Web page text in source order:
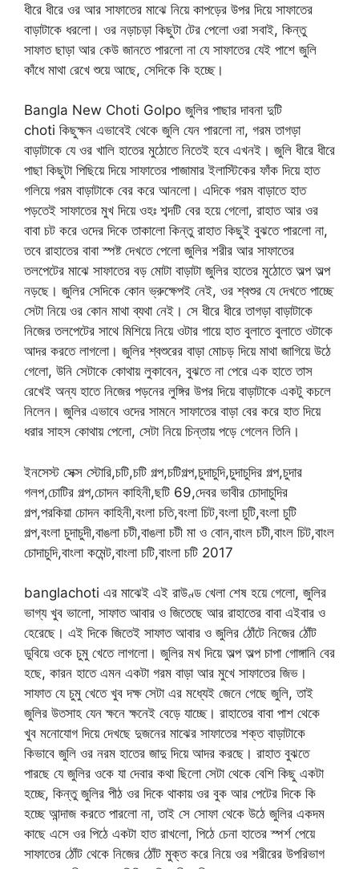
ধীরে ধীরে ওর আর সাফাতের মাঝে নিয়ে কাপড়ের উপর দিয়ে সাফাতের
বাড়াটাকে ধরলো। ওর নড়াচড়া কিছুটা টের পেলো ওরা সবাই, কিন্তু
সাফাত ছাড়া আর কেউ জানতে পারলো না যে সাফাতের যেই পাশে জুলি
কাঁধে মাথা রেখে শুয়ে আছে, সেদিকে কি হচ্ছে।
Bangla New Choti Golpo জুলির পাছার দাবনা দুটি
choti কিছুক্ষন এভাবেই থেকে জুলি যেন পারলো না, গরম তাগড়া
বাড়াটাকে যে ওর খালি হাতের মুঠোতে নিতেই হবে এখনই। জুলি ধীরে ধীরে
পাছা কিছুটা পিছিয়ে দিয়ে সাফাতের পাজামার ইলাস্টিকের ফাঁক দিয়ে হাত
গলিয়ে গরম বাড়াটাকে বের করে আনলো। এদিকে গরম বাড়াতে হাত
পড়তেই সাফাতের মুখ দিয়ে ওহঃ শব্দটি বের হয়ে গেলো, রাহাত আর ওর
বাবা চট করে ওদের দিকে তাকালো কিন্তু রাহাত কিছুই বুঝতে পারলো না,
তবে রাহাতের বাবা স্পষ্ট দেখতে পেলো জুলির শরীর আর সাফাতের
তলপেটের মাঝে সাফাতের বড় মোটা বাড়াটা জুলির হাতের মুঠোতে অল্প অল্প
নড়ছে। জুলির সেদিকে কোন ভ্রুক্ষেপই নেই, ওর শ্বশুর যে দেখতে পাচ্ছে
সেটা নিয়ে ওর কোন মাথা ব্যথা নেই। সে ধীরে ধীরে তাগড়া বাড়াটাকে
নিজের তলপেটের সাথে মিশিয়ে নিয়ে ওটার গায়ে হাত বুলাতে বুলাতে ওটাকে
আদর করতে লাগলো। জুলির শ্বশুরের বাড়া মোচড় দিয়ে মাথা জাগিয়ে উঠে
গেলো, উনি সেটাকে কোথায় লুকাবেন, বুঝতে না পেরে এক হাতে তাস
রেখেই অন্য হাতে নিজের পড়নের লুঙ্গির উপর দিয়ে বাড়াটাকে একটু কচলে
নিলেন। জুলির এভাবে ওদের সামনে সাফাতের বাড়া বের করে হাত দিয়ে
ধরার সাহস কোথায় পেলো, সেটা নিয়ে চিন্তায় পড়ে গেলেন তিনি।
ইনসেস্ট সেক্স স্টোরি,চটি,চটি গল্প,চটিগল্প,চুদাচুদি,চুদাচুদির গল্প,চুদার
গলপ,চোটির গল্প,চোদন কাহিনী,ছটি 69,দেবর ভাবীর চোদাচুদির
গল্প,পরকিয়া চোদন কাহিনী,বংলা চতি,বংলা চিট,বংলা চুটি,বংলা চুটি
গল্প,বংলা চুদাচুদী,বাঙলা চটী,বাঙলা চটী মা ও বোন,বাংল চটী,বাংল চিট,বাংল
চোদাচুদি,বাংলা কমেন্ট,বাংলা চটি,বাংলা চটি 2017
banglachoti এর মাঝেই এই রাউণ্ড খেলা শেষ হয়ে গেলো, জুলির
ভাগ্য খুব ভালো, সাফাত আবার ও জিতেছে আর রাহাতের বাবা এইবার ও
হেরেছে। এই দিকে জিতেই সাফাত আবার ও জুলির ঠোঁটে নিজের ঠোঁট
ডুবিয়ে ওকে চুমু খেতে লাগলো। জুলির মখ দিয়ে অল্প অল্প চাপা গোঙ্গানি বের
হছে, কারন হাতে এমন একটা গরম বাড়া আর মুখে সাফাতের জিভ।
সাফাত যে চুমু খেতে খুব দক্ষ সেটা এর মধ্যেই জেনে গেছে জুলি, তাই
জুলির উতসাহ যেন ক্ষনে ক্ষনেই বেড়ে যাচ্ছে। রাহাতের বাবা পাশ থেকে
খুব মনোযোগ দিয়ে দেখছে দুজনের মাঝের সাফাতের শক্ত বাড়াটাকে
কিভাবে জুলি ওর নরম হাতের জাদু দিয়ে আদর করছে। রাহাত বুঝতে
পারছে যে জুলির ওকে যা দেবার কথা ছিলো সেটা থেকে বেশি কিছু একটা
হচ্ছে, কিন্তু জুলির পীঠ ওর দিকে থাকায় ওর বুক আর পেটের দিকে কি
হচ্ছে আন্দাজ করতে পারলো না, তাই সে সোফা থেকে উঠে জুলির একদম
কাছে এসে ওর পিঠে একটা হাত রাখলো, পিঠে চেনা হাতের স্পর্শ পেয়ে
সাফাতের ঠোঁট থেকে নিজের ঠোঁট মুক্ত করে নিয়ে ওর শরীরের উপরিভাগ